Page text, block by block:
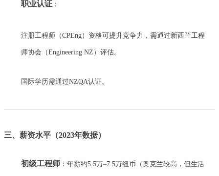
职业认证 ：
注册工程师（CPEng）资格可提升竞争力，需通过新西兰工程
师协会（Engineering NZ）评估。
国际学历需通过NZQA认证。
三、薪资水平（2023年数据）
初级工程师 ：年薪约5.5万–7.5万纽币（奥克兰较高，但生活